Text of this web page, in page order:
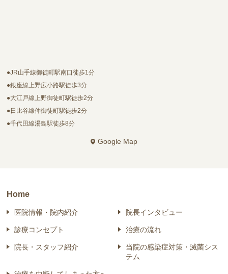
●JR山手線御徒町駅南口徒歩1分
●銀座線上野広小路駅徒歩3分
●大江戸線上野御徒町駅徒歩2分
●日比谷線仲御徒町駅徒歩2分
●千代田線湯島駅徒歩8分
Google Map
Home
医院情報・院内紹介
診療コンセプト
院長・スタッフ紹介
院長インタビュー
治療の流れ
当院の感染症対策・滅菌シス
テム